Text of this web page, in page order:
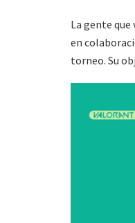
La gente que
en
torneo. Su